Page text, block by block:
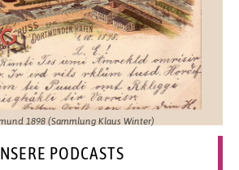
1898 (Sammlung Klaus Winter)
PODCASTS